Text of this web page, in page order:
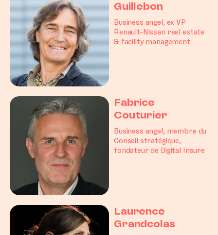
Guillebon
Business angel, ex VP
Renault-Nissan real estate
& facility management
Fabrice
Couturier
Business angel, membre du
Conseil stratégique,
fondateur de Digital Insure
Laurence
Grandcolas